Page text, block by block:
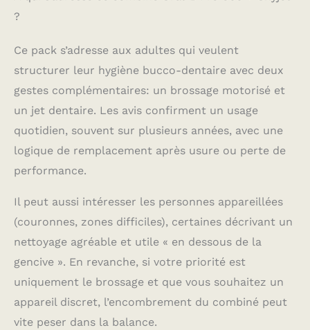
rapport à une brosse
à dents manuelle
blanches dès le
premier jour en
en surface Contenu : 1
hydropulseur Oxyjet, 1
?
Ce pack s’adresse aux adultes qui veulent
structurer leur hygiène bucco-dentaire avec deux
gestes complémentaires: un brossage motorisé et
un jet dentaire. Les avis confirment un usage
quotidien, souvent sur plusieurs années, avec une
logique de remplacement après usure ou perte de
performance.
Il peut aussi intéresser les personnes appareillées
(couronnes, zones difficiles), certaines décrivant un
nettoyage agréable et utile « en dessous de la
gencive ». En revanche, si votre priorité est
uniquement le brossage et que vous souhaitez un
appareil discret, l’encombrement du combiné peut
vite peser dans la balance.